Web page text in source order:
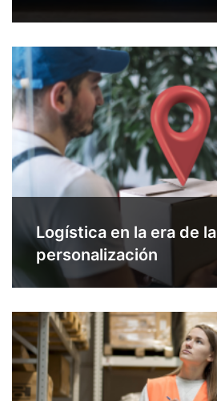
Logística en la era de la
personalización